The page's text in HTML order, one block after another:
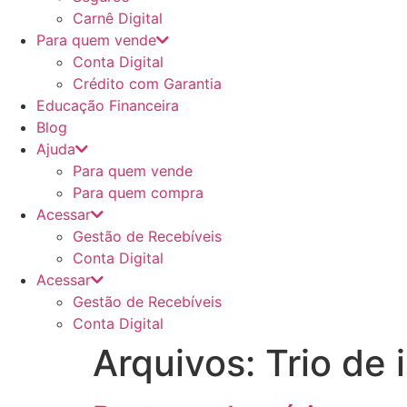
Carnê Digital
Para quem vende
Conta Digital
Crédito com Garantia
Educação Financeira
Blog
Ajuda
Para quem vende
Para quem compra
Acessar
Gestão de Recebíveis
Conta Digital
Acessar
Gestão de Recebíveis
Conta Digital
Arquivos: Trio de